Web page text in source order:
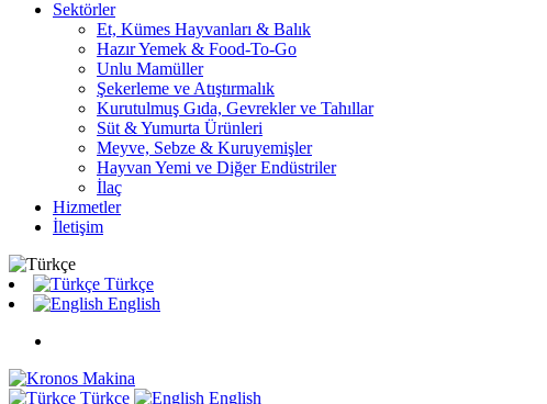
Sektörler
Et, Kümes Hayvanları & Balık
Hazır Yemek & Food-To-Go
Unlu Mamüller
Şekerleme ve Atıştırmalık
Kurutulmuş Gıda, Gevrekler ve Tahıllar
Süt & Yumurta Ürünleri
Meyve, Sebze & Kuruyemişler
Hayvan Yemi ve Diğer Endüstriler
İlaç
Hizmetler
İletişim
Türkçe
English
Türkçe English